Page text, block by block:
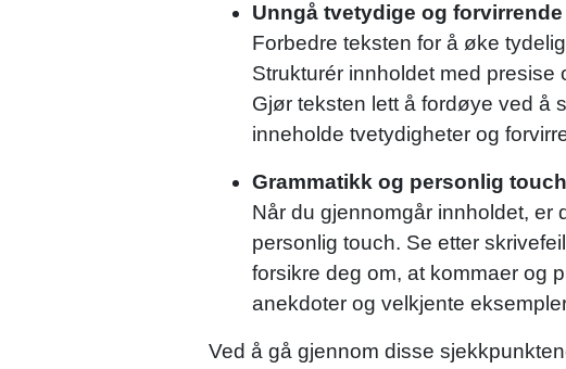
Unngå tvetydige og
Forbedre teksten for å øke
Strukturér innholdet med
Gjør teksten lett å fordøye ved å
inneholde tvetydigheter og
Grammatikk og personlig touch
Når du gjennomgår innholdet, er
personlig touch. Se etter
forsikre deg om, at kommaer og
anekdoter og velkjente
Ved å gå gjennom disse